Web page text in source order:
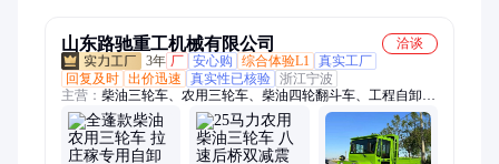
山东路驰重工机械有限公司
洽谈
3年 厂 安心购 综合体验L1 真实工厂
回复及时 出价迅速 真实性已核验 浙江宁波
主营： 柴油三轮车、农用三轮车、柴油四轮翻斗车、工程自卸三
轮车、柴油自卸三轮车、四轮蹦蹦车、四轮前翻斗车、四驱农用
车、四驱爬山王、四驱拖拉机、工地洒水车、电动洒水车、柴油
三轮洒水车